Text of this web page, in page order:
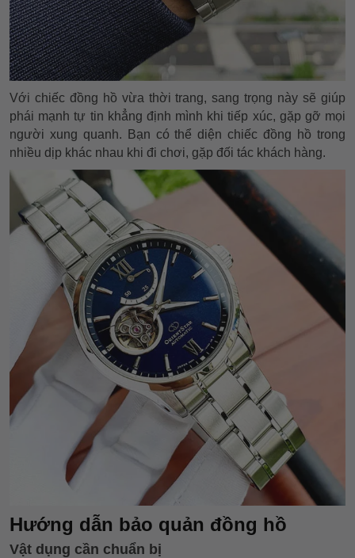
Với chiếc đồng hồ vừa thời trang, sang trọng này sẽ giúp
phái mạnh tự tin khẳng định mình khi tiếp xúc, gặp gỡ mọi
người xung quanh. Bạn có thể diện chiếc đồng hồ trong
nhiều dịp khác nhau khi đi chơi, gặp đối tác khách hàng.
Hướng dẫn bảo quản đồng hồ
Vật dụng cần chuẩn bị